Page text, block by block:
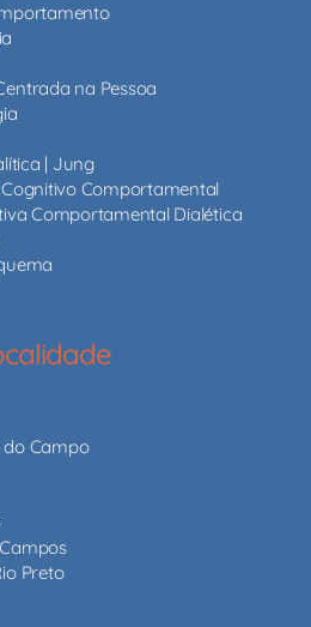
na Pessoa
| Jung
Cognitivo Comportamental
Comportamental Dialética
do Campo
Preto